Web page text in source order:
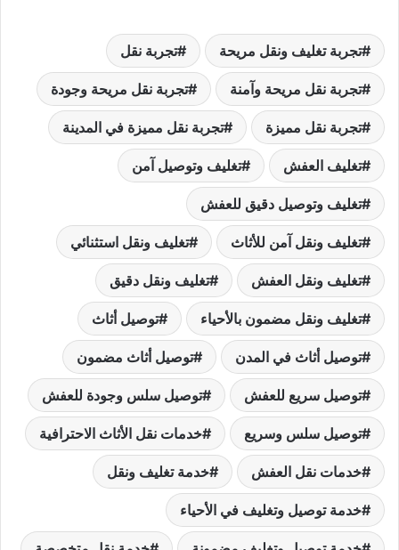
تجربة تغليف ونقل مريحة تجربة نقل
تجربة نقل مريحة وآمنة تجربة نقل مريحة وجودة
تجربة نقل مميزة تجربة نقل مميزة في المدينة
تغليف العفش تغليف وتوصيل آمن
تغليف وتوصيل دقيق للعفش
تغليف ونقل آمن للأثاث تغليف ونقل استثنائي
تغليف ونقل العفش تغليف ونقل دقيق
تغليف ونقل مضمون بالأحياء توصيل أثاث
توصيل أثاث في المدن توصيل أثاث مضمون
توصيل سريع للعفش توصيل سلس وجودة للعفش
توصيل سلس وسريع خدمات نقل الأثاث الاحترافية
خدمات نقل العفش خدمة تغليف ونقل
خدمة توصيل وتغليف في الأحياء